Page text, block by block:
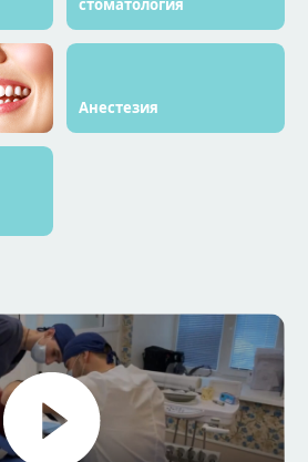
стоматология
Анестезия